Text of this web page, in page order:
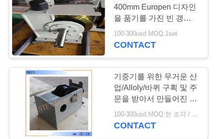
십
시
오
COMPANY
NEWS
400mm Europen 디자인
을 품기를 가진 빈 갱구
바퀴 구획
100-300usd MOQ:1set
CONTACT
기중기를 위한 무거운 산
업/Alloly/바퀴 구획 및 주
문을 받아서 만들어진 전
동기
100-300usd MOQ:한 조각 / 조각
CONTACT